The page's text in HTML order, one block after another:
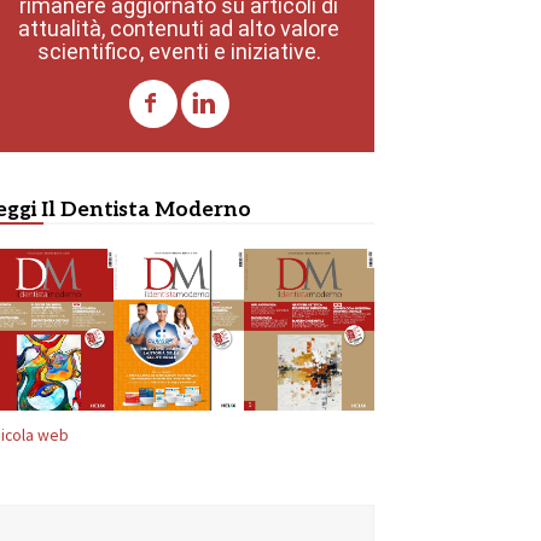
rimanere aggiornato su articoli di
attualità, contenuti ad alto valore
scientifico, eventi e iniziative.
Il Dentista Moderno
web